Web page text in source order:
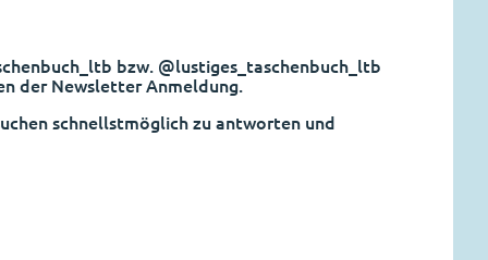
bzw. @lustiges_taschenbuch_ltb
der Newsletter Anmeldung.
schnellstmöglich zu antworten und